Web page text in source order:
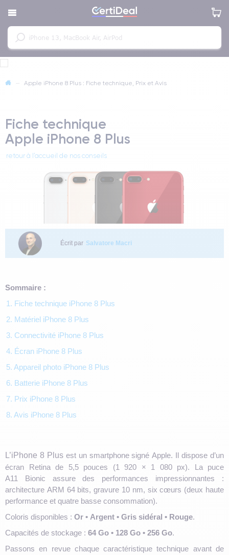
— Apple iPhone 8 Plus : Fiche technique, Prix et Avis
Fiche technique
Apple iPhone 8 Plus
retour à l’accueil de nos conseils
Écrit par Salvatore Macri
Sommaire :
1. Fiche technique iPhone 8 Plus
2. Matériel iPhone 8 Plus
3. Connectivité iPhone 8 Plus
4. Écran iPhone 8 Plus
5. Appareil photo iPhone 8 Plus
6. Batterie iPhone 8 Plus
7. Prix iPhone 8 Plus
8. Avis iPhone 8 Plus
L’iPhone 8 Plusest un smartphone signé Apple. Il dispose d’un
écran Retina de 5,5 pouces (1 920 × 1 080 px). La puce
A11 Bionic assure des performances impressionnantes :
architecture ARM 64 bits, gravure 10 nm, six cœurs (deux haute
performance et quatre basse consommation).
Coloris disponibles : Or • Argent • Gris sidéral • Rouge.
Capacités de stockage : 64 Go • 128 Go • 256 Go.
Passons en revue chaque caractéristique technique avant de